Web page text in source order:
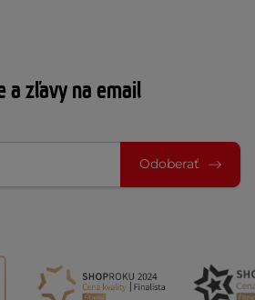
a zľavy na email
Odoberať